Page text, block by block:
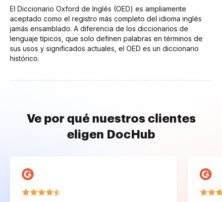
El Diccionario Oxford de Inglés (OED) es ampliamente
aceptado como el registro más completo del idioma inglés
jamás ensamblado. A diferencia de los diccionarios de
lenguaje típicos, que solo definen palabras en términos de
sus usos y significados actuales, el OED es un diccionario
histórico.
Ve por qué nuestros clientes
eligen DocHub